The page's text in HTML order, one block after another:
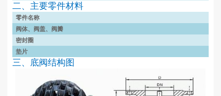
二、主要零件材料
零件名称
阀体、阀盖、阀瓣
密封圈
垫片
三、底阀结构图